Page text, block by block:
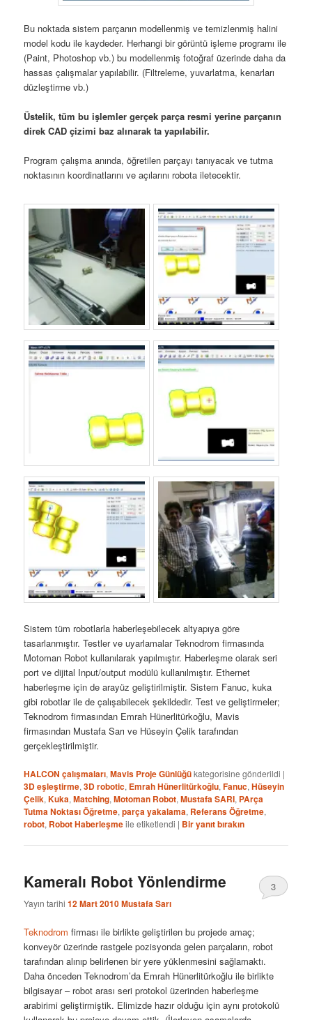
Bu noktada sistem parçanın modellenmiş ve temizlenmiş halini
model kodu ile kaydeder. Herhangi bir görüntü işleme programı ile
(Paint, Photoshop vb.) bu modellenmiş fotoğraf üzerinde daha da
hassas çalışmalar yapılabilir. (Filtreleme, yuvarlatma, kenarları
düzleştirme vb.)
Üstelik, tüm bu işlemler gerçek parça resmi yerine parçanın
direk CAD çizimi baz alınarak ta yapılabilir.
Program çalışma anında, öğretilen parçayı tanıyacak ve tutma
noktasının koordinatlarını ve açılarını robota iletecektir.
Sistem tüm robotlarla haberleşebilecek altyapıya göre
tasarlanmıştır. Testler ve uyarlamalar Teknodrom firmasında
Motoman Robot kullanılarak yapılmıştır. Haberleşme olarak seri
port ve dijital Input/output modülü kullanılmıştır. Ethernet
haberleşme için de arayüz geliştirilmiştir. Sistem Fanuc, kuka
gibi robotlar ile de çalışabilecek şekildedir. Test ve geliştirmeler;
Teknodrom firmasından Emrah Hünerlitürkoğlu, Mavis
firmasından Mustafa Sarı ve Hüseyin Çelik tarafından
gerçekleştirilmiştir.
HALCON çalışmaları,Mavis Proje Günlüğükategorisine gönderildi |
3D eşleştirme,3D robotic, Emrah Hünerlitürkoğlu,Fanuc,Hüseyin
Çelik,Kuka,Matching,Motoman Robot,Mustafa SARI, PArça
Tutma Noktası Öğretme,parça yakalama, Referans Öğretme,
robot, Robot Haberleşmeile etiketlendi | Bir yanıt bırakın
Kameralı Robot Yönlendirme
Yayın tarihi12 Mart 2010Mustafa Sarı
3
Teknodromfirması ile birlikte geliştirilen bu projede amaç;
konveyör üzerinde rastgele pozisyonda gelen parçaların, robot
tarafından alınıp belirlenen bir yere yüklenmesini sağlamaktı.
Daha önceden Teknodrom’da Emrah Hünerlitürkoğlu ile birlikte
bilgisayar – robot arası seri protokol üzerinden haberleşme
arabirimi geliştirmiştik. Elimizde hazır olduğu için aynı protokolü